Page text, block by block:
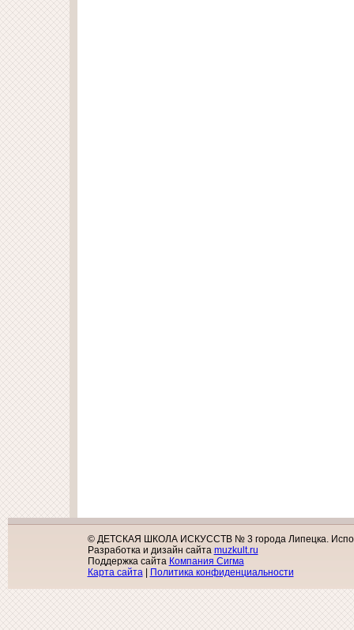
© ДЕТСКАЯ ШКОЛА ИСКУССТВ № 3 города Липецка.
Разработка и дизайн сайта muzkult.ru
Поддержка сайта Компания Сигма
Карта сайта | Политика конфиденциальности